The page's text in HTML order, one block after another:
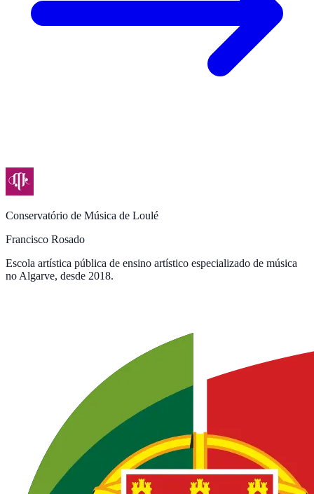
Conservatório de Música de Loulé
Francisco Rosado
Escola artística pública de ensino artístico especializado de música
no Algarve, desde 2018.